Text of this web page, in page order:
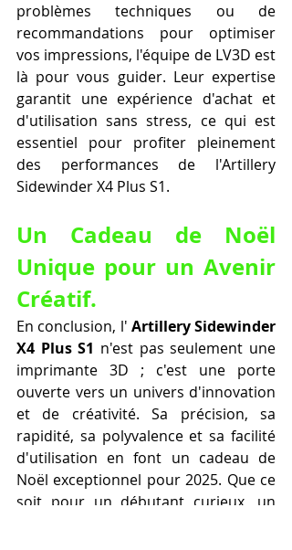
problèmes techniques ou de
recommandations pour optimiser
vos impressions, l'équipe de LV3D est
là pour vous guider. Leur expertise
garantit une expérience d'achat et
d'utilisation sans stress, ce qui est
essentiel pour profiter pleinement
des performances de l'Artillery
Sidewinder X4 Plus S1.
Un Cadeau de Noël
Unique pour un Avenir
Créatif.
En conclusion, l' Artillery Sidewinder
X4 Plus S1 n'est pas seulement une
imprimante 3D ; c'est une porte
ouverte vers un univers d'innovation
et de créativité. Sa précision, sa
rapidité, sa polyvalence et sa facilité
d'utilisation en font un cadeau de
Noël exceptionnel pour 2025. Que ce
soit pour un débutant curieux, un